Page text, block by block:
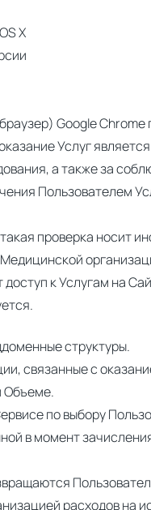
X
Google Chrome
Услуг
а также за
Пользователем
проверка носит
к Услугам на
структуры.
связанные с
Объеме.
по выбору
в момент
расходов на